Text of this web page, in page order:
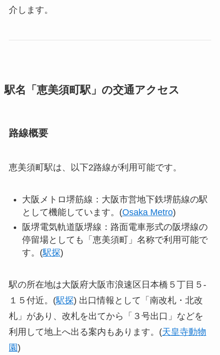
介します。
駅名「恵美須町駅」の交通アクセス
路線概要
恵美須町駅は、以下2路線が利用可能です。
大阪メトロ堺筋線：大阪市営地下鉄堺筋線の駅
として機能しています。(Osaka Metro)
阪堺電気軌道阪堺線：路面電車形式の阪堺線の
停留場としても「恵美須町」名称で利用可能で
す。(駅探)
駅の所在地は大阪府大阪市浪速区日本橋５丁目５‐
１５付近。(駅探) 出口情報として「南改札・北改
札」があり、改札を出てから「３号出口」などを
利用して地上へ出る案内もあります。(天皇寺動物
園)